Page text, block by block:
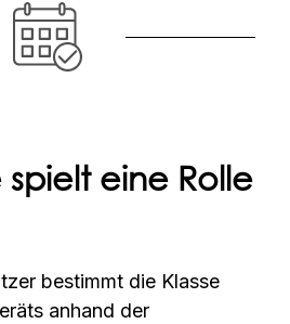
eine Rolle
bestimmt die Klasse
anhand der